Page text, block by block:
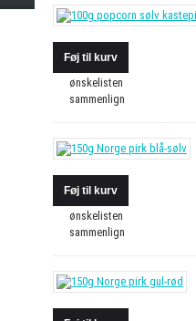
ønskelisten
sammenlign
ønskelisten
sammenlign